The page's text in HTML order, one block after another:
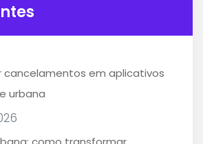
cancelamentos em aplicativos
urbana